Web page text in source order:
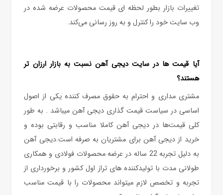
تغییرات بازار بطور لحظه ای قیمت‏ محصولات عرضه شده در
وب‏ سایت خود را کنترل و به روز رسانی می‏‌کند.
آیا قیمت ها در سایت دیجی آهن نسبت به بازار ارزان تر
هستند؟
مشتری مداری و احترام به حقوق مصرف کننده یکی از اصول
اساسی در سیاست قیمت گذاری دیجی آهن میباشد . به طور
کلی قیمت‏‌ها در دیجی آهن کاملا مناسب و رقابتی بوده و
خرید از دیجی آهن برای مشتریان به صرفه است.دیجی آهن
به دلیل تجربه 22 ساله در عرضه محصولات فولادی و همکاری
طولانی مدت با تولیدکننده های تراز اول کشور و برخورداری از
تجربه و تخصص لازم میتواند محصولات را با قیمت مناسب